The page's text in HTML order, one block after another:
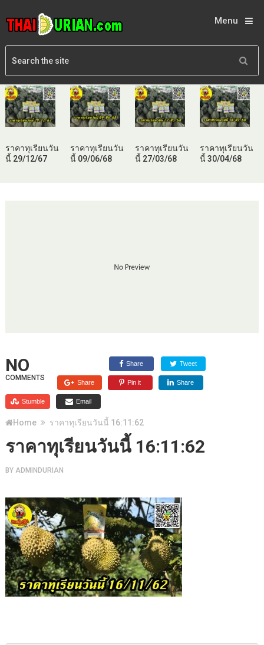
Menu
ราคาทุเรียนวัน
นี้ 29/12/67
ราคาทุเรียนวัน
นี้ 09/06/68
ราคาทุเรียนวัน
นี้ 27/03/68
ราคาทุเรียนวัน
นี้ 30/04/68
NO
COMMENTS
Share Tweet
Share Pin it Share
Stumble Email
Home ราคาทุเรียนวันนี้ 16:11:62
ราคาทุเรียนวันนี้ 16:11:62
BY ADMINDURIAN